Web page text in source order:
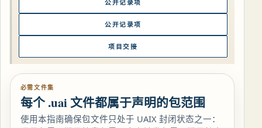
公开记录项
公开记录项
项目交接
必需文件集
每个 .uai 文件都属于声明的包范围
使用本指南确保包文件只处于 UAIX 封闭状态之一：